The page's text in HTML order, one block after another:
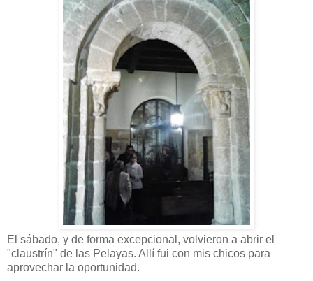
El sábado, y de forma excepcional, volvieron a abrir el
"claustrín" de las Pelayas. Allí fui con mis chicos para
aprovechar la oportunidad.